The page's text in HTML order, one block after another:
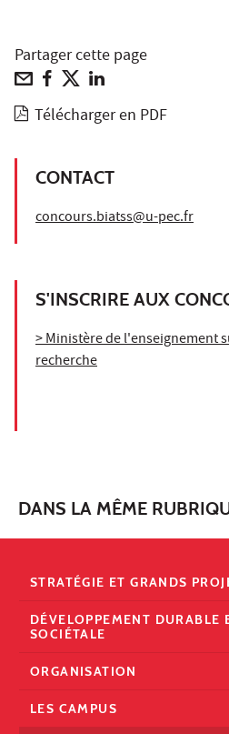
Partager cette page
Télécharger en PDF
CONTACT
concours.biatss@u-pec.fr
S'INSCRIRE AUX
> Ministère de l'enseignement
recherche
DANS LA MÊME
STRATÉGIE ET GRANDS
DÉVELOPPEMENT DURABLE
SOCIÉTALE
ORGANISATION
LES CAMPUS